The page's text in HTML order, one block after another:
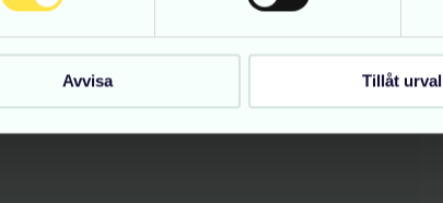
Avvisa Tillåt urval